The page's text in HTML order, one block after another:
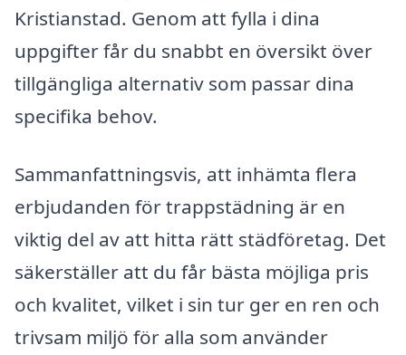
Kristianstad. Genom att fylla i dina
uppgifter får du snabbt en översikt över
tillgängliga alternativ som passar dina
specifika behov.
Sammanfattningsvis, att inhämta flera
erbjudanden för trappstädning är en
viktig del av att hitta rätt städföretag. Det
säkerställer att du får bästa möjliga pris
och kvalitet, vilket i sin tur ger en ren och
trivsam miljö för alla som använder